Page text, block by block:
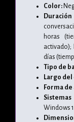
Color:
horas
activado);
días
Tipo de
Largo del
Forma
Windows